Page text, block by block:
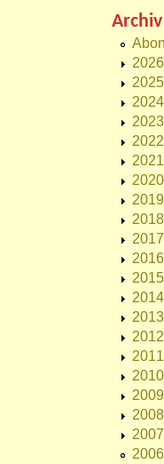
2026
2025
2024
2023
2022
2021
2020
2019
2018
2017
2016
2015
2014
2013
2012
2011
2010
2009
2008
2007
2006